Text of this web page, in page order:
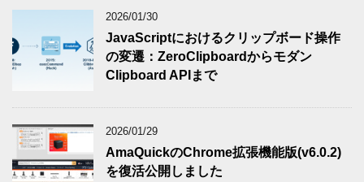
2026/01/30
JavaScriptにおけるクリップボード操作
の変遷：ZeroClipboardからモダン
Clipboard APIまで
2026/01/29
AmaQuickのChrome拡張機能版(v6.0.2)
を復活公開しました